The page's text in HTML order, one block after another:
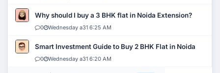
Why should I buy a 3 BHK flat in Noida Extension?
0 Wednesday a31 6:25 AM
Smart Investment Guide to Buy 2 BHK Flat in Noida
0 Wednesday a31 6:20 AM